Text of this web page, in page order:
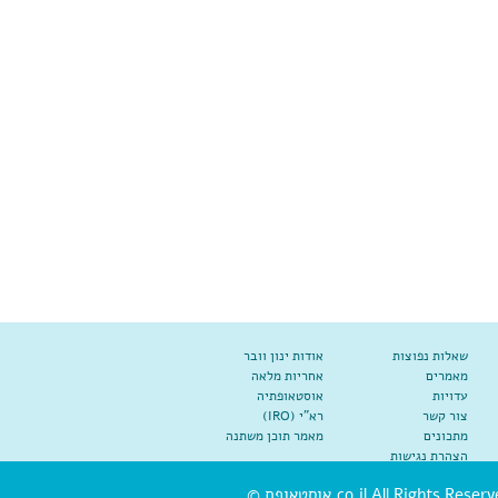
שאלות נפוצות
אודות ינון וובר
מאמרים
אחריות מלאה
עדויות
אוסטאופתיה
צור קשר
רא"י (IRO)
מתכונים
מאמר תוכן משתנה
הצהרת נגישות